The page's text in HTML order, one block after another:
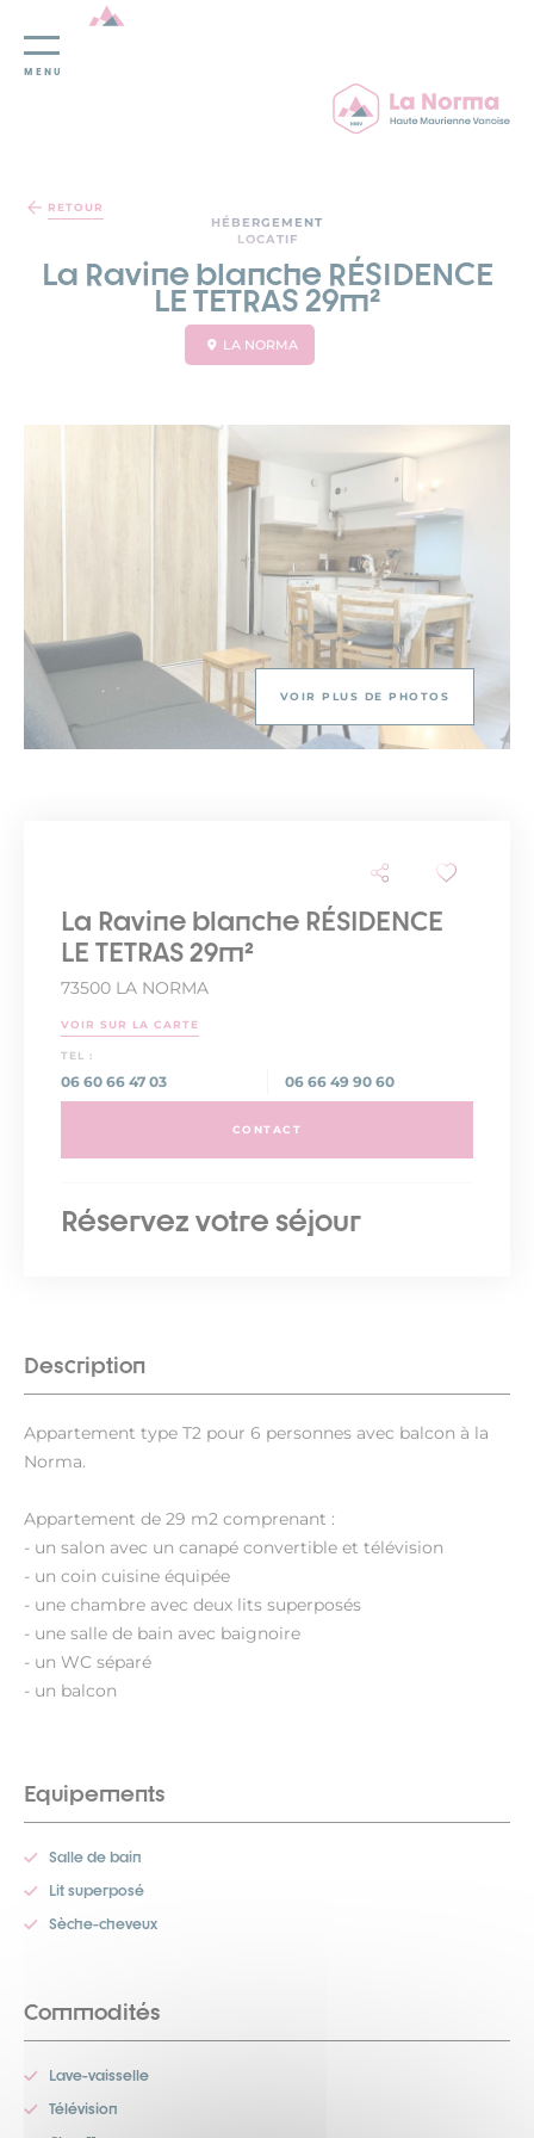
MENU
RETOUR
HÉBERGEMENT
LOCATIF
La Ravine blanche RÉSIDENCE
LE TETRAS 29m²
LA NORMA
VOIR PLUS DE PHOTOS
Description
Appartement type T2 pour 6 personnes avec balcon à la
Norma.
Appartement de 29 m2 comprenant :
- un salon avec un canapé convertible et télévision
- un coin cuisine équipée
- une chambre avec deux lits superposés
- une salle de bain avec baignoire
- un WC séparé
- un balcon
Equipements
Salle de bain
Lit superposé
Sèche-cheveux
Commodités
Lave-vaisselle
Télévision
La Ravine blanche RÉSIDENCE
LE TETRAS 29m²
73500 LA NORMA
VOIR SUR LA CARTE
TEL :
06 60 66 47 03 06 66 49 90 60
CONTACT
Réservez votre séjour